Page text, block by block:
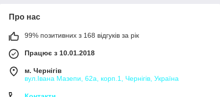
Про нас
99% позитивних з 168 відгуків за рік
Працює з 10.01.2018
м. Чернігів
вул.Івана Мазепи, 62а, корп.1, Чернігів, Україна